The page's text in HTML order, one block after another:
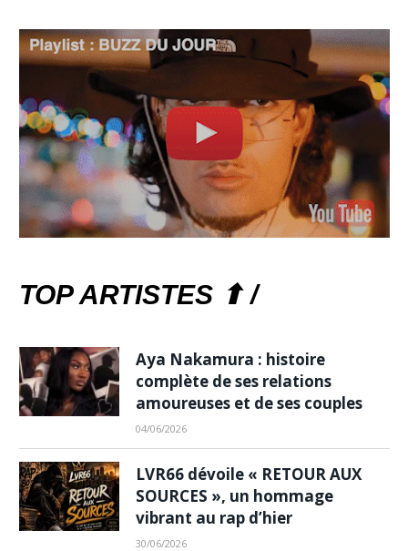
TOP ARTISTES ⬆ /
Aya Nakamura : histoire
complète de ses relations
amoureuses et de ses couples
04/06/2026
LVR66 dévoile « RETOUR AUX
SOURCES », un hommage
vibrant au rap d’hier
30/06/2026